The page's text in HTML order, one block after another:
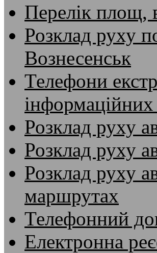
Перелік площ,
Розклад руху
Вознесенськ
Телефони
Розклад руху
Розклад руху
Розклад руху
маршрутах
Телефонний
Електронна